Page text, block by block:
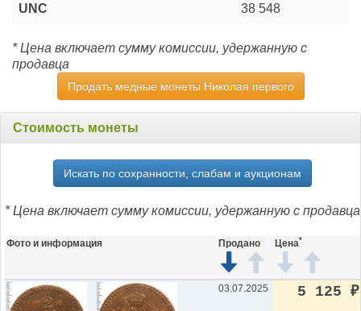
UNC 38 548
* Цена включает сумму комиссии, удержанную с
продавца
Продать медные монеты Николая первого
Стоимость монеты
Искать по сохранности, слабам и аукционам
* Цена включает сумму комиссии, удержанную с продавца
Фото и информация Продано Цена*
03.07.2025 5 125 ₽